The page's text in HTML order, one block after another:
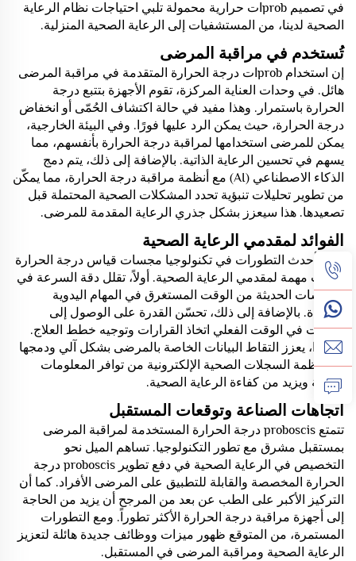
في تصميم probات حرارية محمولة تلبي احتياجات نظام الرعاية
الصحية لدينا، من المستشفيات إلى الرعاية الصحية المنزلية.
تُستخدم في مراقبة المرضى
إن استخدام probات درجة الحرارة المتقدمة في مراقبة المرضى
هائل. في وحدات العناية المركزة، تقوم الأجهزة بتتبع درجة
الحرارة باستمرار. وهذا مفيد في حالة اكتشاف الحُمّى أو انخفاض
درجة الحرارة، حيث يمكن الرد عليها فورًا. وفي البيئة الخارجية،
يمكن للمرضى استخدامها لمراقبة درجة الحرارة بأنفسهم، مما
يسهم في تحسين الرعاية الذاتية. بالإضافة إلى ذلك، يتم دمج
الذكاء الاصطناعي (AI) مع أنظمة مراقبة درجة الحرارة، مما يمكّن
من تطوير تحليلات تنبؤية تحدد المشكلات الصحية المحتملة قبل
تصعيدها. هذا سيعزز بشكل جذري الرعاية المقدمة للمرضى.
الفوائد لمقدمي الرعاية الصحية
تقدم أحدث التطورات في تكنولوجيا مجسات قياس درجة الحرارة
ميزات مهمة لمقدمي الرعاية الصحية. أولاً، تقلل دقة السرعة في
المجسات الحديثة من الوقت المستغرق في المهام اليدوية
للقراءة. بالإضافة إلى ذلك، تحسّن القدرة على الوصول إلى
البيانات في الوقت الفعلي اتخاذ القرارات وتوجيه خطط العلاج.
وأخيرًا، يعزز التقاط البيانات الخاصة بالمرضى بشكل آلي ودمجها
في أنظمة السجلات الصحية الإلكترونية من توافر المعلومات
الطبية ويزيد من كفاءة الرعاية الصحية.
اتجاهات الصناعة وتوقعات المستقبل
تتمتع proboscis درجة الحرارة المستخدمة لمراقبة المرضى
بمستقبل مشرق مع تطور التكنولوجيا. تساهم الميل نحو
التخصيص في الرعاية الصحية في دفع تطوير proboscis درجة
الحرارة المخصصة والقابلة للتطبيق على المرضى الأفراد. كما أن
التركيز الأكبر على الطب عن بعد من المرجح أن يزيد من الحاجة
إلى أجهزة مراقبة درجة الحرارة الأكثر تطوراً. ومع التطورات
المستمرة، من المتوقع ظهور ميزات ووظائف جديدة هائلة لتعزيز
الرعاية الصحية ومراقبة المرضى في المستقبل.